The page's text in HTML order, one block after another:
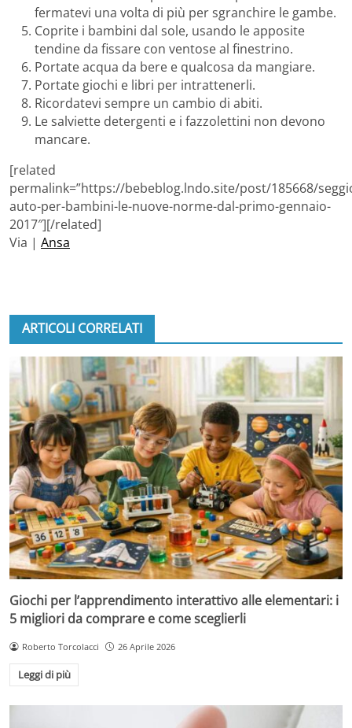
fermatevi una volta di più per sgranchire le gambe.
Coprite i bambini dal sole, usando le apposite
tendine da fissare con ventose al finestrino.
Portate acqua da bere e qualcosa da mangiare.
Portate giochi e libri per intrattenerli.
Ricordatevi sempre un cambio di abiti.
Le salviette detergenti e i fazzolettini non devono
mancare.
[related
permalink=”https://bebeblog.lndo.site/post/185668/
auto-per-bambini-le-nuove-norme-dal-primo-gennaio-
2017″][/related]
Via | Ansa
ARTICOLI CORRELATI
Giochi per l’apprendimento interattivo alle elementari: i
5 migliori da comprare e come sceglierli
Roberto Torcolacci 26 Aprile 2026
Leggi di più